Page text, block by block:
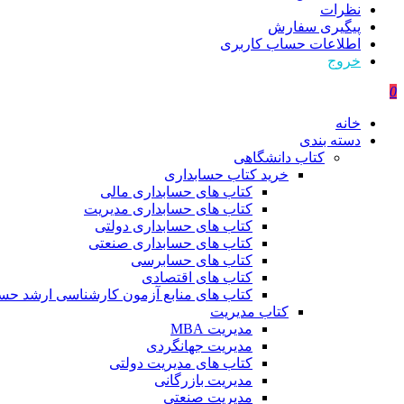
نظرات
پیگیری سفارش
اطلاعات حساب كاربری
خروج
0
خانه
دسته بندی
کتاب دانشگاهی
خرید کتاب حسابداری
کتاب های حسابداری مالی
کتاب های حسابداری مدیریت
کتاب های حسابداری دولتی
کتاب های حسابداری صنعتی
کتاب های حسابرسی
کتاب های اقتصادی
کتاب های منابع آزمون کارشناسی ارشد
کتاب مدیریت
مدیریت MBA
مدیریت جهانگردی
کتاب های مدیریت دولتی
مدیریت بازرگانی
مدیریت صنعتی